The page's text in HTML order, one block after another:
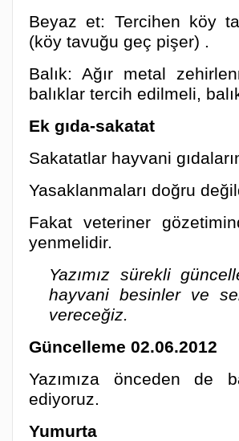
Beyaz et: Tercihen köy
(köy tavuğu geç pişer) .
Balık: Ağır metal
balıklar tercih edilmeli,
Ek gıda-sakatat
Sakatatlar hayvani
Yasaklanmaları doğru
Fakat veteriner
yenmelidir.
Yazımız sürekli
hayvani besinler ve
vereceğiz.
Güncelleme 02.06.2012
Yazımıza önceden de
ediyoruz.
Yumurta